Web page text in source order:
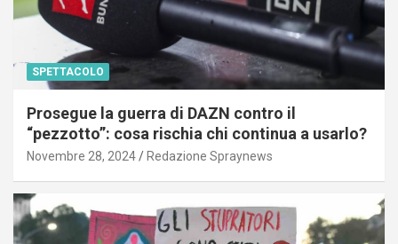
SPETTACOLO
Prosegue la guerra di DAZN contro il
“pezzotto”: cosa rischia chi continua a usarlo?
Novembre 28, 2024 Redazione Spraynews